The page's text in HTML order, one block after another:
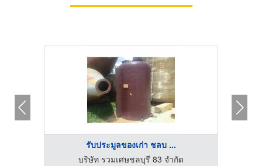
รับประมูลของเก่า ชลบ ...
บริษัท รวมเศษชลบุรี 83 จำกัด